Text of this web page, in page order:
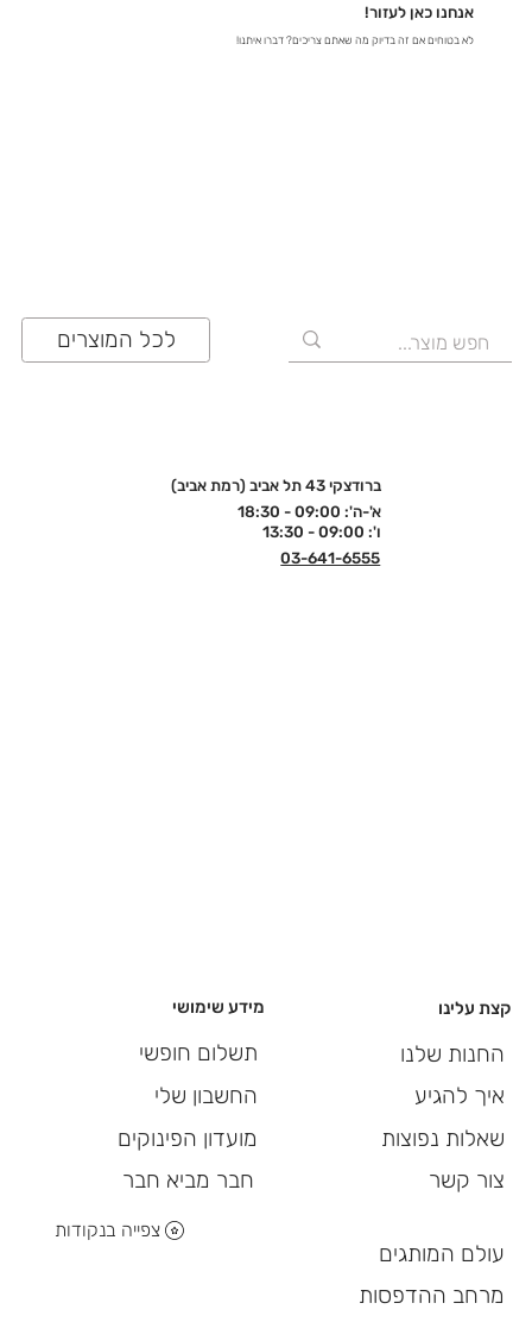
אנחנו כאן לעזור!
לא בטוחים אם זה בדיוק מה שאתם צריכים? דברו איתנו!
לכל המוצרים
ברודצקי 43 תל אביב (רמת אביב)
א'-ה': 09:00 - 18:30
ו': 09:00 - 13:30
03-641-6555
מידע שימושי
תשלום חופשי
החשבון שלי
מועדון הפינוקים
חבר מביא חבר
צפייה בנקודות
קצת עלינו
החנות שלנו
איך להגיע
שאלות נפוצות
צור קשר
עולם המותגים
מרחב ההדפסות